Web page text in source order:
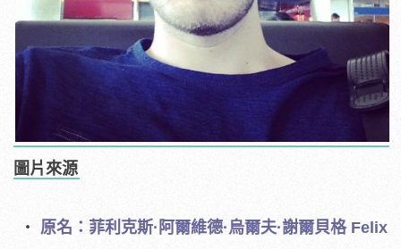
圖片來源
原名：菲利克斯·阿爾維德·烏爾夫·謝爾貝格 Felix